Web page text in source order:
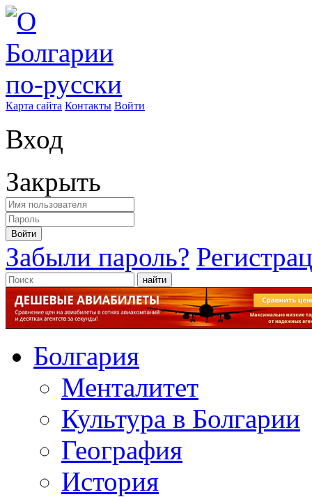
Карта сайта Контакты Войти
Вход
Закрыть
Войти
Забыли пароль?
найти
Болгария
Менталитет
Культура в Болгарии
География
История